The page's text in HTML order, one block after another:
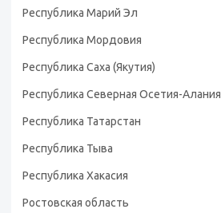
Республика Марий Эл
Республика Мордовия
Республика Саха (Якутия)
Республика Северная Осетия-Алания
Республика Татарстан
Республика Тыва
Республика Хакасия
Ростовская область